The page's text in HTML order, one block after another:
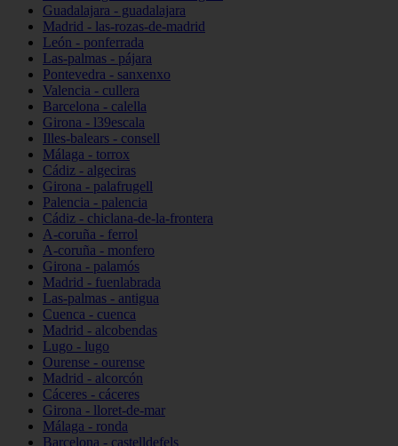
Guadalajara - guadalajara
Madrid - las-rozas-de-madrid
León - ponferrada
Las-palmas - pájara
Pontevedra - sanxenxo
Valencia - cullera
Barcelona - calella
Girona - l39escala
Illes-balears - consell
Málaga - torrox
Cádiz - algeciras
Girona - palafrugell
Palencia - palencia
Cádiz - chiclana-de-la-frontera
A-coruña - ferrol
A-coruña - monfero
Girona - palamós
Madrid - fuenlabrada
Las-palmas - antigua
Cuenca - cuenca
Madrid - alcobendas
Lugo - lugo
Ourense - ourense
Madrid - alcorcón
Cáceres - cáceres
Girona - lloret-de-mar
Málaga - ronda
Barcelona - castelldefels